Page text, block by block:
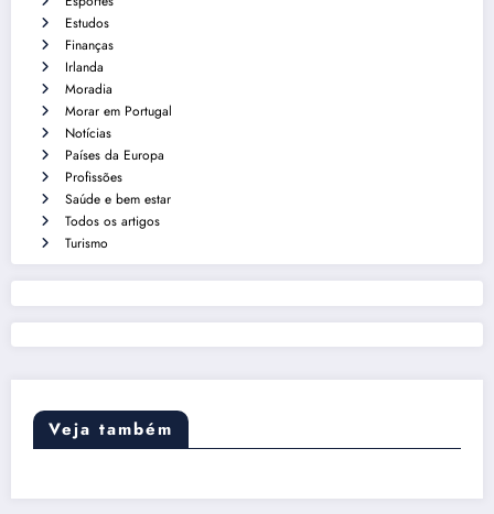
Estudos
Finanças
Irlanda
Moradia
Morar em Portugal
Notícias
Países da Europa
Profissões
Saúde e bem estar
Todos os artigos
Turismo
Veja também